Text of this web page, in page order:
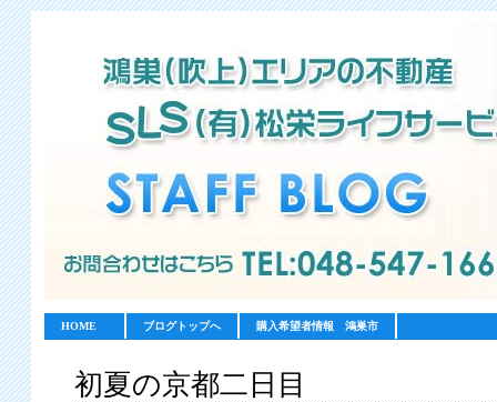
HOME ブログトップへ 購入希望者情報 鴻巣市
初夏の京都二日目